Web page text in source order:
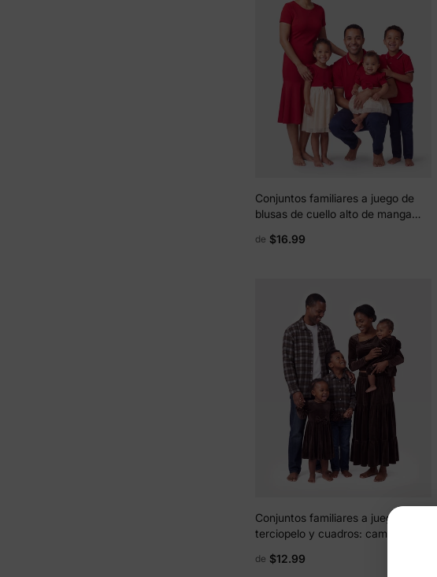
Conjuntos familiares a juego de
blusas de cuello alto de manga
en color sólido rojo
de $16.99
Conjuntos familiares a juego de
terciopelo y cuadros: camisas
terciopelo para madre e hija, en
de $12.99